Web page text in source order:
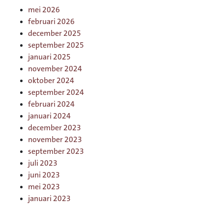
mei 2026
februari 2026
december 2025
september 2025
januari 2025
november 2024
oktober 2024
september 2024
februari 2024
januari 2024
december 2023
november 2023
september 2023
juli 2023
juni 2023
mei 2023
januari 2023